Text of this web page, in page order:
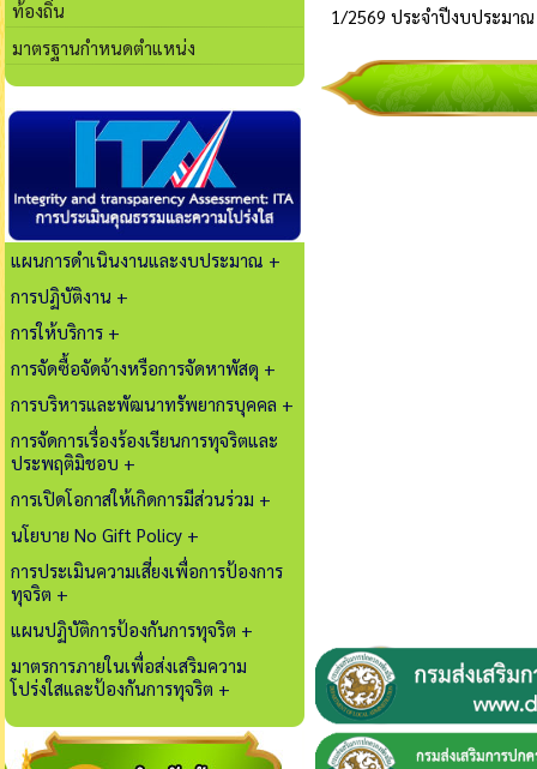
ท้องถิ่น
มาตรฐานกำหนดตำแหน่ง
แผนการดำเนินงานและงบประมาณ +
การปฏิบัติงาน +
การให้บริการ +
การจัดซื้อจัดจ้างหรือการจัดหาพัสดุ +
การบริหารและพัฒนาทรัพยากรบุคคล +
การจัดการเรื่องร้องเรียนการทุจริตและ
ประพฤติมิชอบ +
การเปิดโอกาสให้เกิดการมีส่วนร่วม +
นโยบาย No Gift Policy +
การประเมินความเสี่ยงเพื่อการป้องการ
ทุจริต +
แผนปฏิบัติการป้องกันการทุจริต +
มาตรการภายในเพื่อส่งเสริมความ
โปร่งใสและป้องกันการทุจริต +